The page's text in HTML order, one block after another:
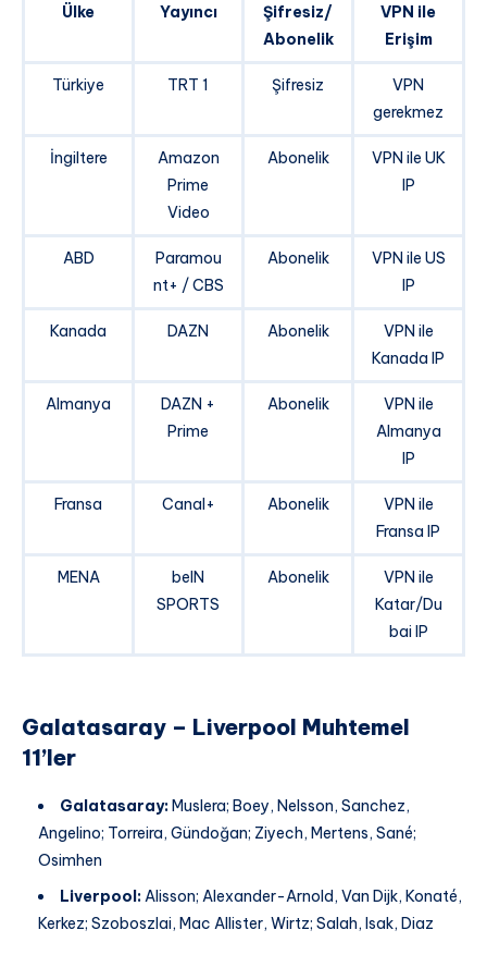
Ülke Yayıncı
Şifresiz/
Abonelik
VPN ile
Erişim
Türkiye TRT 1 Şifresiz
VPN
gerekmez
İngiltere
Amazon
Prime
Video
Abonelik
VPN ile UK
IP
ABD
Paramou
nt+ / CBS
Abonelik
VPN ile US
IP
Kanada DAZN Abonelik
VPN ile
Kanada IP
Almanya
DAZN +
Prime
Abonelik
VPN ile
Almanya
IP
Fransa Canal+ Abonelik
VPN ile
Fransa IP
MENA
beIN
SPORTS
Abonelik
VPN ile
Katar/Du
bai IP
Galatasaray – Liverpool Muhtemel
11’ler
Galatasaray:Muslera; Boey, Nelsson, Sanchez,
Angelino; Torreira, Gündoğan; Ziyech, Mertens, Sané;
Osimhen
Liverpool:Alisson; Alexander-Arnold, Van Dijk, Konaté,
Kerkez; Szoboszlai, Mac Allister, Wirtz; Salah, Isak, Diaz